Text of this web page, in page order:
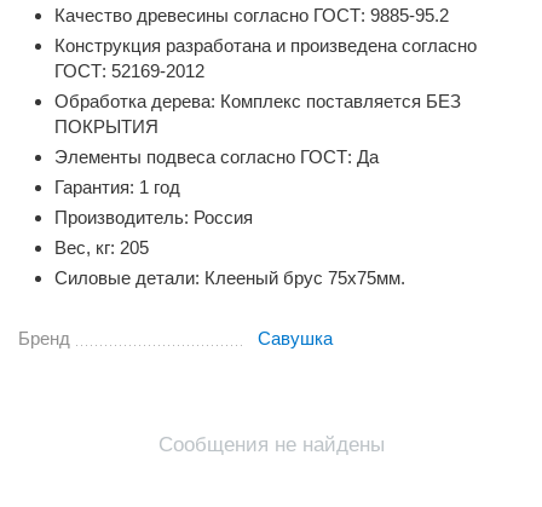
Качество древесины согласно ГОСТ: 9885-95.2
Конструкция разработана и произведена согласно
ГОСТ: 52169-2012
Обработка дерева: Комплекс поставляется БЕЗ
ПОКРЫТИЯ
Элементы подвеса согласно ГОСТ: Да
Гарантия: 1 год
Производитель: Россия
Вес, кг: 205
Силовые детали: Клееный брус 75х75мм.
Бренд Савушка
Сообщения не найдены